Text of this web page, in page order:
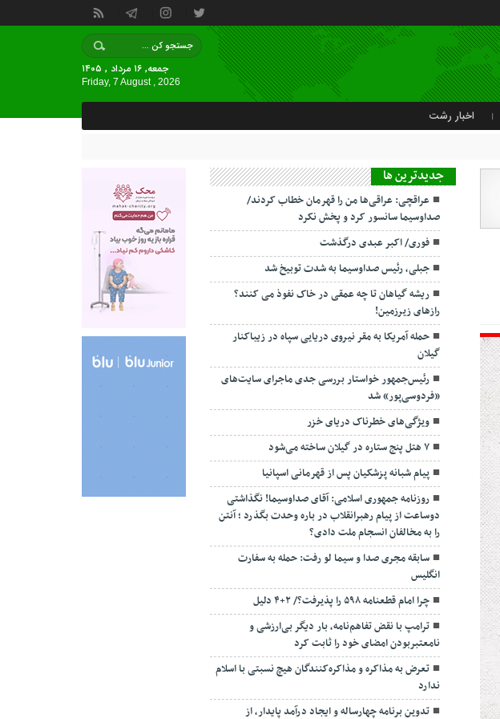
جمعه, ۱۶ مرداد , ۱۴۰۵
Friday, 7 August , 2026
اخبار رشت
جديدترين ها
عراقچی: عراقی‌ها من را قهرمان خطاب کردند/
صداوسیما سانسور کرد و پخش نکرد
فوری/ اکبر عبدی درگذشت
جبلی، رئیس صداوسیما به شدت توبیخ شد
ریشه گیاهان تا چه عمقی در خاک نفوذ می کنند؟
رازهای زیرزمین!
حمله آمریکا به مقر نیروی دریایی سپاه در زیباکنار
گیلان
رئیس‌جمهور خواستار بررسی جدی ماجرای سایت‌های
«فردوسی‌پور» شد
ویژگی‌های خطرناک دریای خزر
۷ هتل پنج ستاره در گیلان ساخته می‌شود
پیام شبانه پزشکیان پس از قهرمانی اسپانیا
روزنامه جمهوری اسلامی: آقای صداوسیما! نگذاشتی
دوساعت از پیام رهبرانقلاب در باره وحدت بگذرد ؛ آنتن
را به مخالفان انسجام ملت دادی؟
سابقه مجری صدا و سیما لو رفت: حمله به سفارت
انگلیس
چرا امام قطعنامه ۵۹۸ را پذیرفت؟/ ۲+۴ دلیل
ترامپ با نقض تفاهم‌نامه، بار دیگر بی‌ارزشی و
نامعتبربودن امضای خود را ثابت کرد
تعرض به مذاکره و مذاکره‌کنندگان هیچ نسبتی با اسلام
ندارد
تدوین برنامه چهارساله و ایجاد درآمد پایدار، از